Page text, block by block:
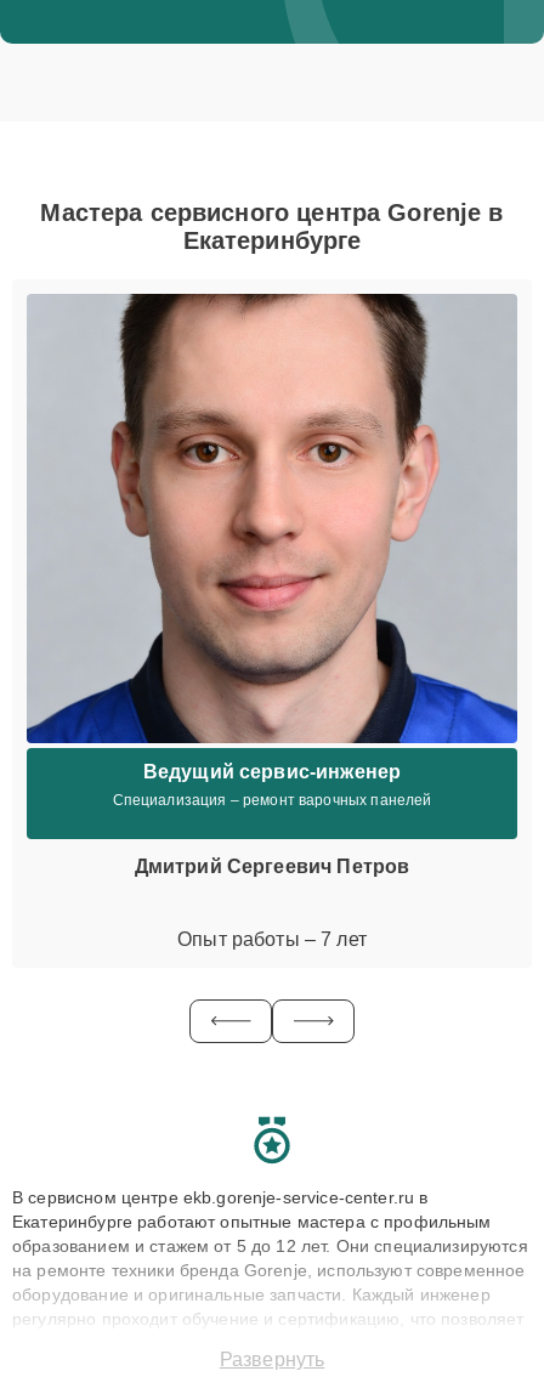
Мастера сервисного центра Gorenje в
Екатеринбурге
Ведущий сервис-инженер
Специализация – ремонт варочных панелей
Дмитрий Сергеевич Петров
Опыт работы – 7 лет
В сервисном центре ekb.gorenje-service-center.ru в
Екатеринбурге работают опытные мастера с профильным
образованием и стажем от 5 до 12 лет. Они специализируются
на ремонте техники бренда Gorenje, используют современное
оборудование и оригинальные запчасти. Каждый инженер
регулярно проходит обучение и сертификацию, что позволяет
технику с сохранением гарантии до 3 лет. Наши мастера
Развернуть